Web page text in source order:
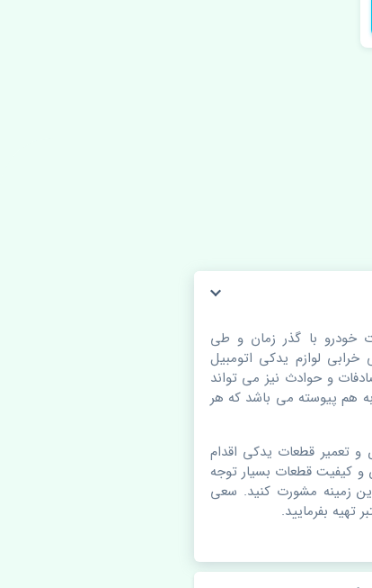
ویتارا 2400 اصلی. قطعات خودرو با گذر زمان و طی
لوازم یدکی اتومبیل
و حوادث نیز می تواند
هم پیوسته می باشد که هر
تعمیر قطعات یدکی اقدام
و کیفیت قطعات بسیار توجه
زمینه مشورت کنید. سعی
تهیه بفرمایید.